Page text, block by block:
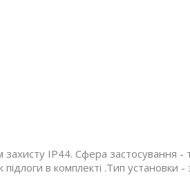
IP44. Сфера застосування -
в комплекті .Тип установки -